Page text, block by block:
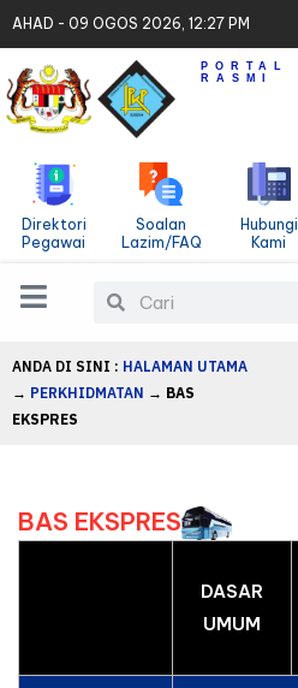
Langkau
ke
kandungan
AHAD - 09 OGOS 2026, 12:27 PM
PORTAL
RASMI
Direktori
Pegawai
Soalan
Lazim/FAQ
Hubungi
Kami
Cari Cari
ANDA DI SINI : HALAMAN UTAMA
→ PERKHIDMATAN → BAS
EKSPRES
BAS EKSPRES
DASAR
UMUM